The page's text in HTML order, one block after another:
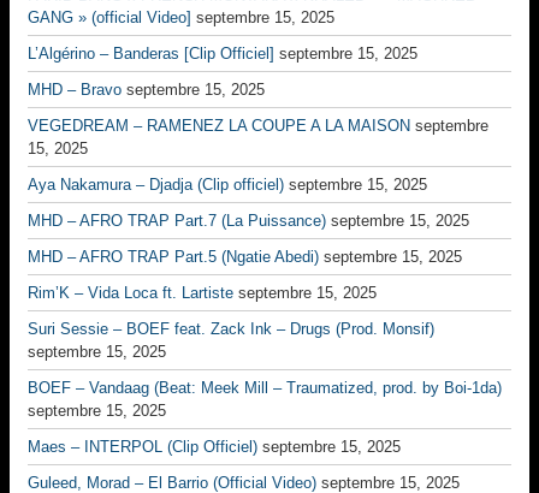
GANG » (official Video] septembre 15, 2025
L’Algérino – Banderas [Clip Officiel] septembre 15, 2025
MHD – Bravo septembre 15, 2025
VEGEDREAM – RAMENEZ LA COUPE A LA MAISON septembre
15, 2025
Aya Nakamura – Djadja (Clip officiel) septembre 15, 2025
MHD – AFRO TRAP Part.7 (La Puissance) septembre 15, 2025
MHD – AFRO TRAP Part.5 (Ngatie Abedi) septembre 15, 2025
Rim’K – Vida Loca ft. Lartiste septembre 15, 2025
Suri Sessie – BOEF feat. Zack Ink – Drugs (Prod. Monsif)
septembre 15, 2025
BOEF – Vandaag (Beat: Meek Mill – Traumatized, prod. by Boi-1da)
septembre 15, 2025
Maes – INTERPOL (Clip Officiel) septembre 15, 2025
Guleed, Morad – El Barrio (Official Video) septembre 15, 2025